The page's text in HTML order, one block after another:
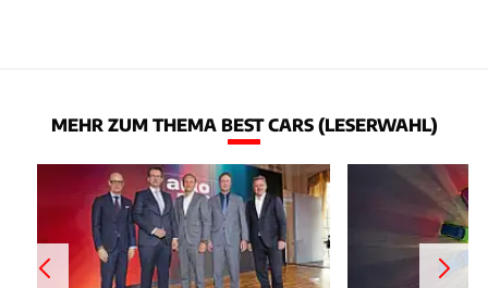
MEHR ZUM THEMA BEST CARS (LESERWAHL)